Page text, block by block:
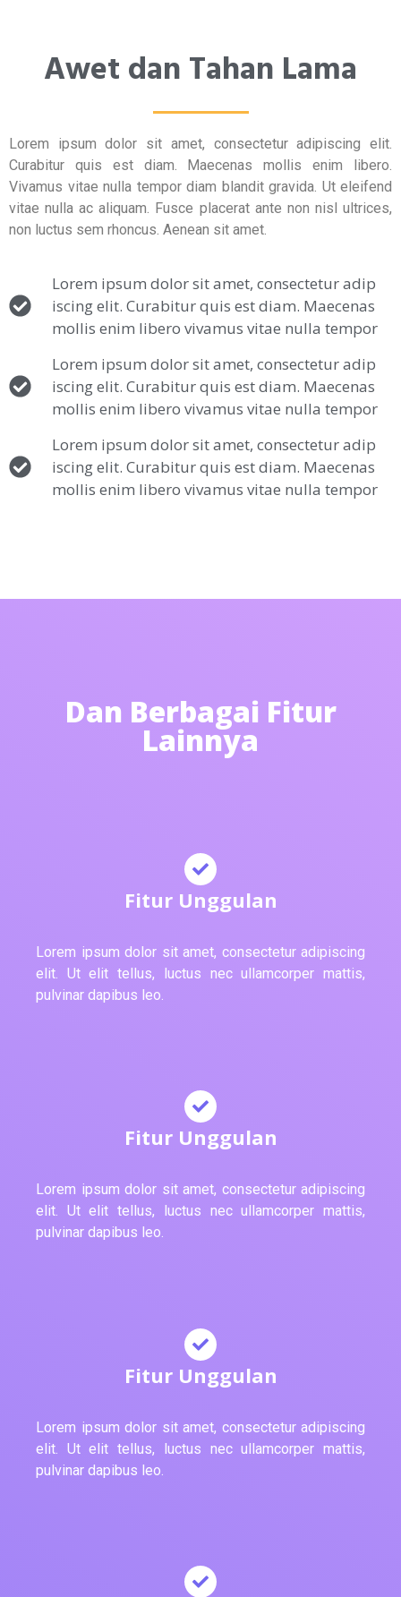
Awet dan Tahan Lama
Lorem ipsum dolor sit amet, consectetur adipiscing elit.
Curabitur quis est diam. Maecenas mollis enim libero.
Vivamus vitae nulla tempor diam blandit gravida. Ut eleifend
vitae nulla ac aliquam. Fusce placerat ante non nisl ultrices,
non luctus sem rhoncus. Aenean sit amet.
Lorem ipsum dolor sit amet, consectetur adip
iscing elit. Curabitur quis est diam. Maecenas
mollis enim libero vivamus vitae nulla tempor
Lorem ipsum dolor sit amet, consectetur adip
iscing elit. Curabitur quis est diam. Maecenas
mollis enim libero vivamus vitae nulla tempor
Lorem ipsum dolor sit amet, consectetur adip
iscing elit. Curabitur quis est diam. Maecenas
mollis enim libero vivamus vitae nulla tempor
Dan Berbagai Fitur
Lainnya
Fitur Unggulan
Lorem ipsum dolor sit amet, consectetur adipiscing
elit. Ut elit tellus, luctus nec ullamcorper mattis,
pulvinar dapibus leo.
Fitur Unggulan
Lorem ipsum dolor sit amet, consectetur adipiscing
elit. Ut elit tellus, luctus nec ullamcorper mattis,
pulvinar dapibus leo.
Fitur Unggulan
Lorem ipsum dolor sit amet, consectetur adipiscing
elit. Ut elit tellus, luctus nec ullamcorper mattis,
pulvinar dapibus leo.